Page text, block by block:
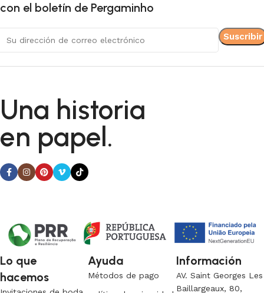
con el boletín de Pergaminho
Lo que
hacemos
Ayuda
Métodos de pago
Información
AV. Saint Georges Les
Baillargeaux, 80,
Una historia
en papel.